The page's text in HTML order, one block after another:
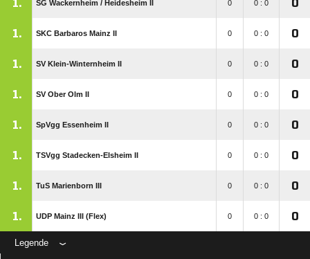
1. SG Wackernheim /​ Heidesheim II 0 0 : 0 0
1. SKC Barbaros Mainz II 0 0 : 0 0
1. SV Klein-Winternheim II 0 0 : 0 0
1. SV Ober Olm II 0 0 : 0 0
1. SpVgg Essenheim II 0 0 : 0 0
1. TSVgg Stadecken-Elsheim II 0 0 : 0 0
1. TuS Marienborn III 0 0 : 0 0
1. UDP Mainz III (Flex) 0 0 : 0 0
Legende